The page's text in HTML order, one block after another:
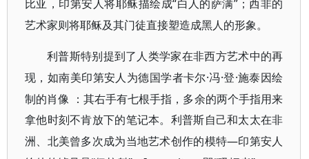
比亚，印第安人将耶稣描绘成“白人的萨满”；西非的
艺术家则将耶稣及其门徒直接塑造成黑人的形象。
利普斯特别提到了人类学家在非西方艺术中的再
现，如南美印第安人为德国学者卡尔·冯·登·施泰因绘
制的肖像
：其右手有七根手指，多余的两个手指用来
拿他时刻不肯放下的笔记本。利普斯自己和太太在非
洲、北美曾多次成为当地艺术创作的模特—印第安人